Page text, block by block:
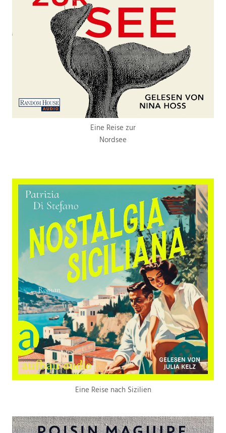
Eine Reise zur
Nordsee
Eine Reise nach Sizilien